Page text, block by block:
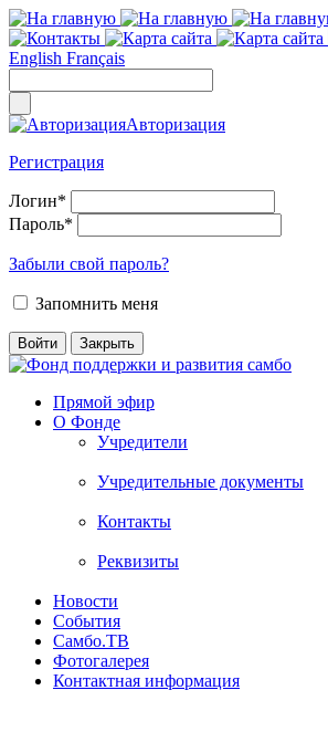
English Français
Авторизация
Регистрация
Логин*
Пароль*
Забыли свой пароль?
Запомнить меня
Прямой эфир
О Фонде
Учредители
Учредительные документы
Контакты
Реквизиты
Новости
События
Самбо.ТВ
Фотогалерея
Контактная информация